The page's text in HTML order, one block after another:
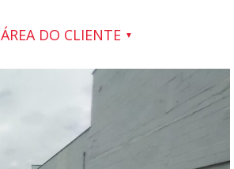
ÁREA DO CLIENTE